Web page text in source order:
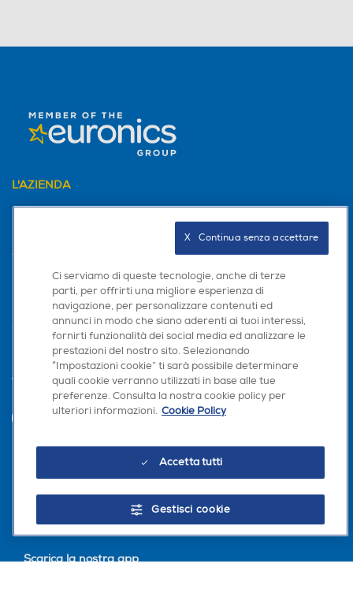
L'AZIENDA
AREA CLIENTI
Trova negozio
Seguici sui social
Scarica la nostra app
Ci serviamo di queste tecnologie, anche di terze
parti, per offrirti una migliore esperienza di
navigazione, per personalizzare contenuti ed
annunci in modo che siano aderenti ai tuoi interessi,
fornirti funzionalità dei social media ed analizzare le
prestazioni del nostro sito. Selezionando
“Impostazioni cookie” ti sarà possibile determinare
quali cookie verranno utilizzati in base alle tue
preferenze. Consulta la nostra cookie policy per
ulteriori informazioni. Cookie Policy
Accetta tutti
Gestisci cookie
X   Continua senza accettare